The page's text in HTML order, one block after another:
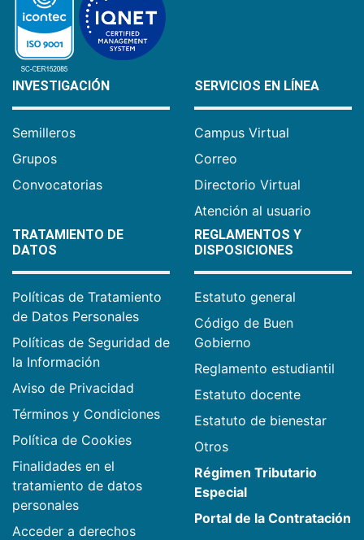
INVESTIGACIÓN
Semilleros
Grupos
Convocatorias
SERVICIOS EN LÍNEA
Campus Virtual
Correo
Directorio Virtual
Atención al usuario
TRATAMIENTO DE
DATOS
Políticas de Tratamiento
de Datos Personales
Políticas de Seguridad de
la Información
Aviso de Privacidad
Términos y Condiciones
Política de Cookies
Finalidades en el
tratamiento de datos
personales
Acceder a derechos
REGLAMENTOS Y
DISPOSICIONES
Estatuto general
Código de Buen
Gobierno
Reglamento estudiantil
Estatuto docente
Estatuto de bienestar
Otros
Régimen Tributario
Especial
Portal de la Contratación